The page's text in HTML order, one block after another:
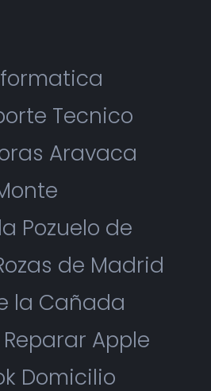
Tecnico
Aravaca
Pozuelo de
de Madrid
la Cañada
Reparar Apple
Domicilio